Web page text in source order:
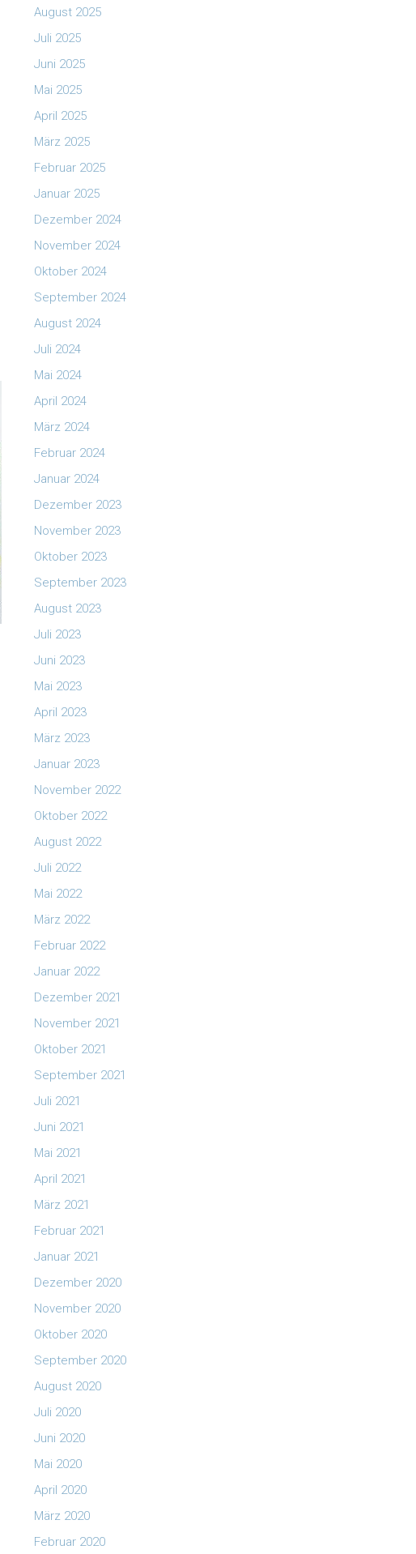
August 2025
Juli 2025
Juni 2025
Mai 2025
April 2025
März 2025
Februar 2025
Januar 2025
Dezember 2024
November 2024
Oktober 2024
September 2024
August 2024
Juli 2024
Mai 2024
April 2024
März 2024
Februar 2024
Januar 2024
Dezember 2023
November 2023
Oktober 2023
September 2023
August 2023
Juli 2023
Juni 2023
Mai 2023
April 2023
März 2023
Januar 2023
November 2022
Oktober 2022
August 2022
Juli 2022
Mai 2022
März 2022
Februar 2022
Januar 2022
Dezember 2021
November 2021
Oktober 2021
September 2021
Juli 2021
Juni 2021
Mai 2021
April 2021
März 2021
Februar 2021
Januar 2021
Dezember 2020
November 2020
Oktober 2020
September 2020
August 2020
Juli 2020
Juni 2020
Mai 2020
April 2020
März 2020
Februar 2020